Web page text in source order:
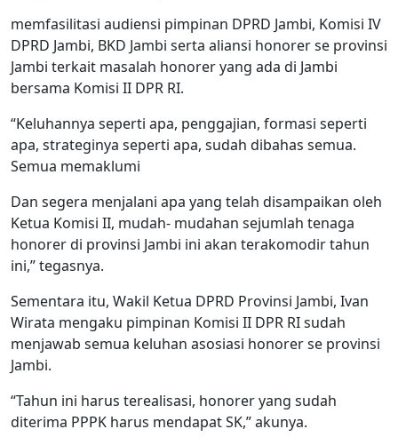
memfasilitasi audiensi pimpinan DPRD Jambi, Komisi IV
DPRD Jambi, BKD Jambi serta aliansi honorer se provinsi
Jambi terkait masalah honorer yang ada di Jambi
bersama Komisi II DPR RI.
“Keluhannya seperti apa, penggajian, formasi seperti
apa, strateginya seperti apa, sudah dibahas semua.
Semua memaklumi
Dan segera menjalani apa yang telah disampaikan oleh
Ketua Komisi II, mudah- mudahan sejumlah tenaga
honorer di provinsi Jambi ini akan terakomodir tahun
ini,” tegasnya.
Sementara itu, Wakil Ketua DPRD Provinsi Jambi, Ivan
Wirata mengaku pimpinan Komisi II DPR RI sudah
menjawab semua keluhan asosiasi honorer se provinsi
Jambi.
“Tahun ini harus terealisasi, honorer yang sudah
diterima PPPK harus mendapat SK,” akunya.